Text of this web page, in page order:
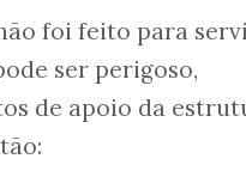
foi feito para
ser perigoso,
de apoio da